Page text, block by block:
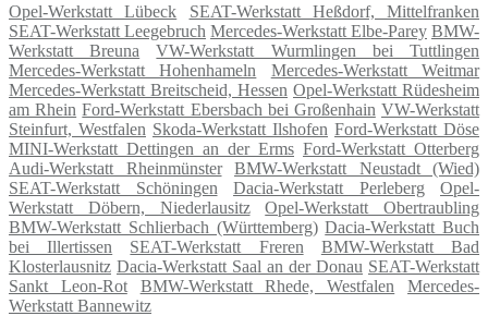
Opel-Werkstatt Lübeck
SEAT-Werkstatt Heßdorf, Mittelfranken
SEAT-Werkstatt Leegebruch Mercedes-Werkstatt Elbe-Parey BMW-
Werkstatt Breuna
VW-Werkstatt Wurmlingen bei Tuttlingen
Mercedes-Werkstatt Hohenhameln
Mercedes-Werkstatt Weitmar
Mercedes-Werkstatt Breitscheid, Hessen Opel-Werkstatt Rüdesheim
am Rhein Ford-Werkstatt Ebersbach bei Großenhain VW-Werkstatt
Steinfurt, Westfalen Skoda-Werkstatt Ilshofen Ford-Werkstatt Döse
MINI-Werkstatt Dettingen an der Erms Ford-Werkstatt Otterberg
Audi-Werkstatt Rheinmünster
BMW-Werkstatt Neustadt (Wied)
SEAT-Werkstatt Schöningen
Dacia-Werkstatt Perleberg
Opel-
Werkstatt Döbern, Niederlausitz
Opel-Werkstatt Obertraubling
BMW-Werkstatt Schlierbach (Württemberg) Dacia-Werkstatt Buch
bei Illertissen
SEAT-Werkstatt Freren
BMW-Werkstatt Bad
Klosterlausnitz Dacia-Werkstatt Saal an der Donau SEAT-Werkstatt
Sankt Leon-Rot
BMW-Werkstatt Rhede, Westfalen
Mercedes-
Werkstatt Bannewitz